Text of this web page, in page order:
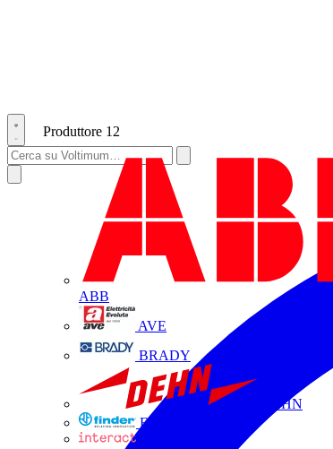
Produttore 12
ABB
AVE
BRADY
DEHN
FINDER